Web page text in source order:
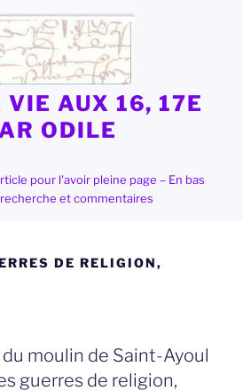
VIE AUX 16, 17E
ODILE
pour l'avoir pleine page – En bas
et commentaires
DE RELIGION,
moulin de Saint-Ayoul
guerres de religion,